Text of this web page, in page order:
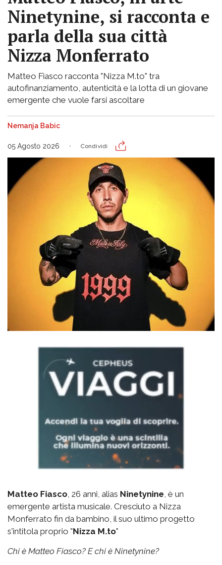
Ninetynine, si racconta e
parla della sua città
Nizza Monferrato
Matteo Fiasco racconta "Nizza M.to" tra
autofinanziamento, autenticità e la lotta di un giovane
emergente che vuole farsi ascoltare
Nemanja Babic
05 Agosto 2026 Condividi
Matteo Fiasco , 26 anni, alias Ninetynine , è un
emergente artista musicale. Cresciuto a Nizza
Monferrato fin da bambino, il suo ultimo progetto
s'intitola proprio "Nizza M.to"
Chi è Matteo Fiasco? E chi è Ninetynine?